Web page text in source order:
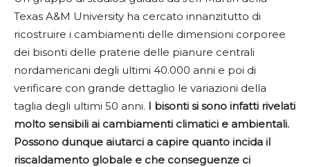
Texas A&M University ha cercato innanzitutto di
ricostruire i cambiamenti delle dimensioni corporee
dei bisonti delle praterie delle pianure centrali
nordamericani degli ultimi 40.000 anni e poi di
verificare con grande dettaglio le variazioni della
taglia degli ultimi 50 anni. I bisonti si sono infatti rivelati
molto sensibili ai cambiamenti climatici e ambientali.
Possono dunque aiutarci a capire quanto incida il
riscaldamento globale e che conseguenze ci